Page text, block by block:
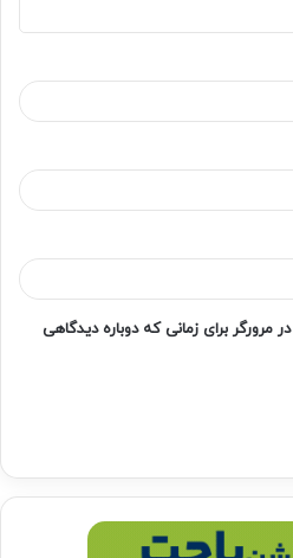
مرورگر برای زمانی که دوباره دیدگاهی